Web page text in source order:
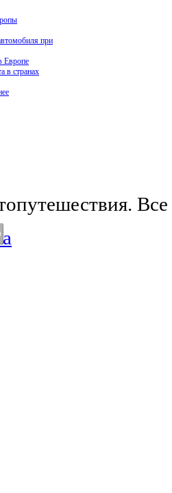
при
Европе
в странах